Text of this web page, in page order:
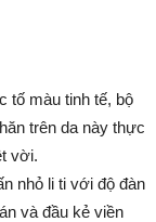
tố màu tinh tế, bộ
trên da này thực
vời.
nhỏ li ti với độ đàn
và đầu kẻ viền